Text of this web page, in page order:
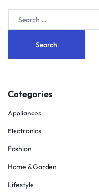
Categories
Appliances
Electronics
Fashion
Home & Garden
Lifestyle